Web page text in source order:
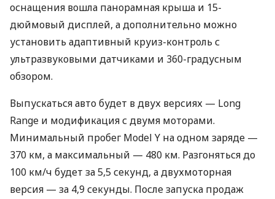
оснащения вошла панорамная крыша и 15-
дюймовый дисплей, а дополнительно можно
установить адаптивный круиз-контроль с
ультразвуковыми датчиками и 360-градусным
обзором.
Выпускаться авто будет в двух версиях — Long
Range и модификация с двумя моторами.
Минимальный пробег Model Y на одном заряде —
370 км, а максимальный — 480 км. Разгоняться до
100 км/ч будет за 5,5 секунд, а двухмоторная
версия — за 4,9 секунды. После запуска продаж